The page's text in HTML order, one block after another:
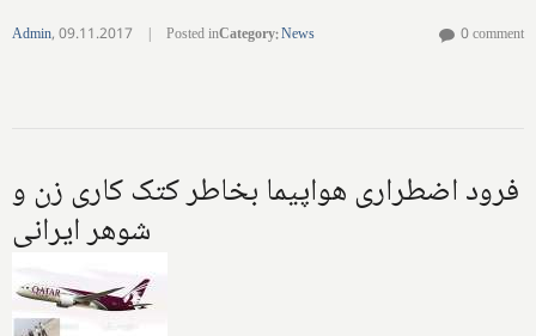
Admin,09.11.2017 | Posted inCategory:News 0 comment
فرود اضطراری هواپیما بخاطر کتک کاری زن و
شوهر ایرانی